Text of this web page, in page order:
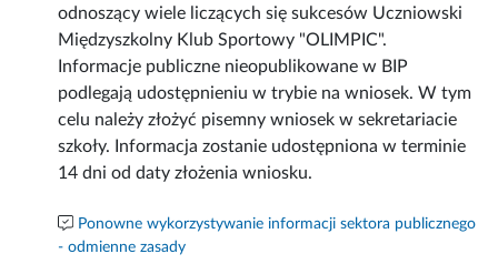
odnoszący wiele liczących się sukcesów Uczniowski
Międzyszkolny Klub Sportowy "OLIMPIC".
Informacje publiczne nieopublikowane w BIP
podlegają udostępnieniu w trybie na wniosek. W tym
celu należy złożyć pisemny wniosek w sekretariacie
szkoły. Informacja zostanie udostępniona w terminie
14 dni od daty złożenia wniosku.
Ponowne wykorzystywanie informacji sektora publicznego
- odmienne zasady